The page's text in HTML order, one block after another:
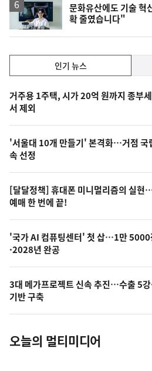
문화유산에도 기술 혁
확 줄였습니다"
기,
최
신,
오
늘
의
영
상
오
늘
의
사
진
인기 뉴스
기
뉴
스
거주용 1주택, 시가 20억 원까지 종부
서 제외
'서울대 10개 만들기' 본격화…거점 국
속 선정
[달달정책] 휴대폰 미니멀리즘의 실현
예매 한 번에 끝!
'국가 AI 컴퓨팅센터' 첫 삽…1만 5000
·2028년 완공
3대 메가프로젝트 신속 추진…수출 5강
기반 구축
오늘의 멀티미디어